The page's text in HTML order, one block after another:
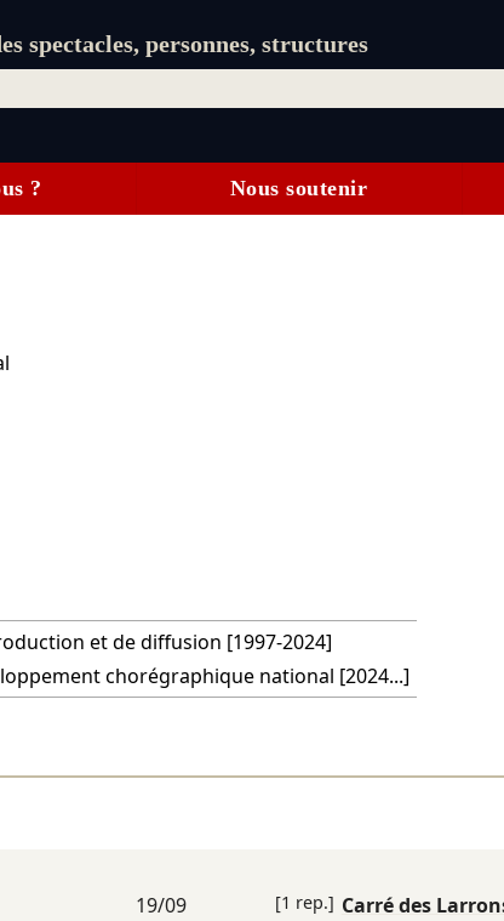
spectacles, personnes, structures
? Nous soutenir
et de diffusion [1997-2024]
chorégraphique national [2024...]
19/09 [1 rep.] Carré des